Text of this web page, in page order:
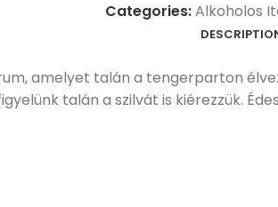
Categories:Alkoholos
amelyet talán a tengerparton
talán a szilvát is kiérezzük.